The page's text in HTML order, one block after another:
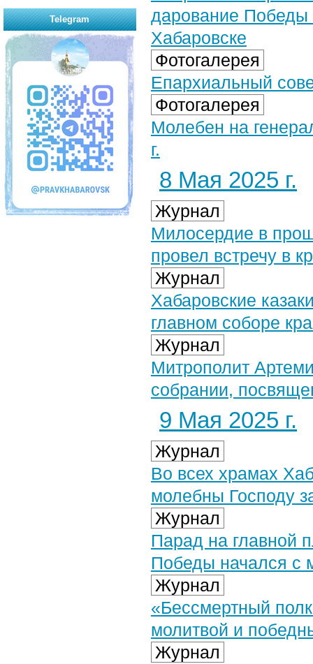
дарование Победы
Хабаровске
Фотогалерея
Епархиальный
Фотогалерея
Молебен на
г.
8 Мая 2025 г.
Журнал
Милосердие в
провел встречу в
Журнал
Хабаровские
главном соборе
Журнал
Митрополит
собрании,
9 Мая 2025 г.
Журнал
Во всех храмах
молебны Господу
Журнал
Парад на главной
Победы начался с
Журнал
«Бессмертный
молитвой и
Журнал
Telegram